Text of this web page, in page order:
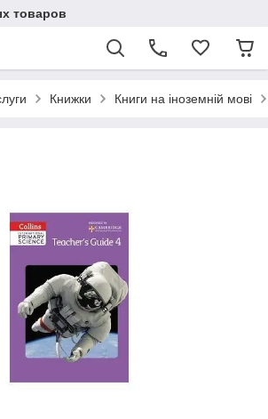
товаров
Книжки Книги на іноземній мові